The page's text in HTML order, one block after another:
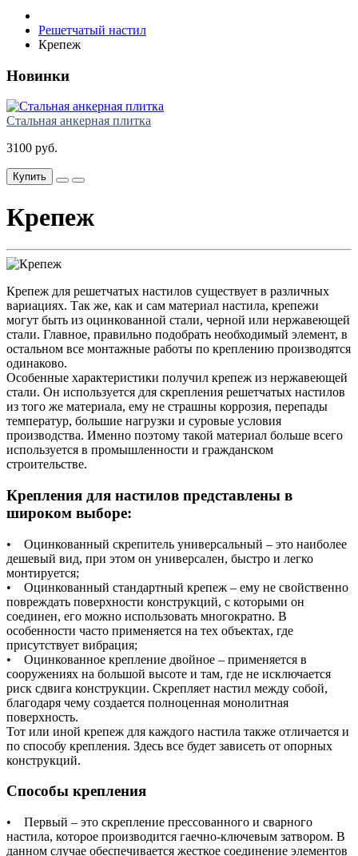
Решетчатый настил
Крепеж
Новинки
Стальная анкерная плитка
3100 руб.
Купить
Крепеж
Крепеж для решетчатых настилов существует в различных
вариациях. Так же, как и сам материал настила, крепежи
могут быть из оцинкованной стали, черной или нержавеющей
стали. Главное, правильно подобрать необходимый элемент, в
остальном все монтажные работы по креплению производятся
одинаково.
Особенные характеристики получил крепеж из нержавеющей
стали. Он используется для скрепления решетчатых настилов
из того же материала, ему не страшны коррозия, перепады
температур, большие нагрузки и суровые условия
производства. Именно поэтому такой материал больше всего
используется в промышленности и гражданском
строительстве.
Крепления для настилов представлены в
широком выборе:
• Оцинкованный скрепитель универсальный – это наиболее
дешевый вид, при этом он универсален, быстро и легко
монтируется;
• Оцинкованный стандартный крепеж – ему не свойственно
повреждать поверхности конструкций, с которыми он
соединен, его можно использовать многократно. В
особенности часто применяется на тех объектах, где
присутствует вибрация;
• Оцинкованное крепление двойное – применяется в
сооружениях на большой высоте и там, где не исключается
риск сдвига конструкции. Скрепляет настил между собой,
благодаря чему создается полноценная монолитная
поверхность.
Тот или иной крепеж для каждого настила также отличается и
по способу крепления. Здесь все будет зависеть от опорных
конструкций.
Способы крепления
• Первый – это скрепление прессованного и сварного
настила, которое производится гаечно-ключевым затвором. В
данном случае обеспечивается жесткое соединение элементов